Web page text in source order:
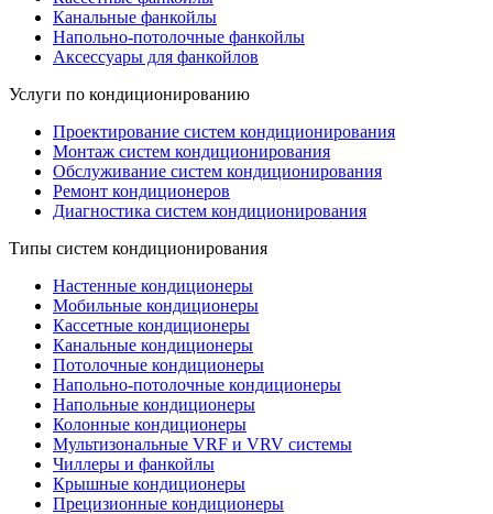
Канальные фанкойлы
Напольно-потолочные фанкойлы
Аксессуары для фанкойлов
Услуги по кондиционированию
Проектирование систем кондиционирования
Монтаж систем кондиционирования
Обслуживание систем кондиционирования
Ремонт кондиционеров
Диагностика систем кондиционирования
Типы систем кондиционирования
Настенные кондиционеры
Мобильные кондиционеры
Кассетные кондиционеры
Канальные кондиционеры
Потолочные кондиционеры
Напольно-потолочные кондиционеры
Напольные кондиционеры
Колонные кондиционеры
Мультизональные VRF и VRV системы
Чиллеры и фанкойлы
Крышные кондиционеры
Прецизионные кондиционеры